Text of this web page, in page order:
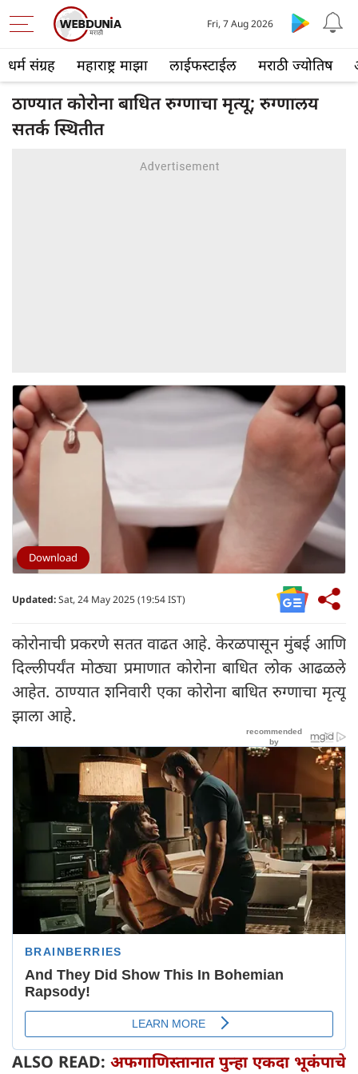
धर्म संग्रह महाराष्ट्र माझा लाईफस्टाईल मराठी ज्योतिष
Fri, 7 Aug 2026
ठाण्यात कोरोना बाधित रुग्णाचा मृत्यू; रुग्णालय
सतर्क स्थितीत
Download
Updated:Sat, 24 May 2025 (19:54 IST)
कोरोनाची प्रकरणे सतत वाढत आहे. केरळपासून मुंबई आणि
दिल्लीपर्यंत मोठ्या प्रमाणात कोरोना बाधित लोक आढळले
आहेत. ठाण्यात शनिवारी एका कोरोना बाधित रुग्णाचा मृत्यू
झाला आहे.
ALSO READ: अफगाणिस्तानात पुन्हा एकदा भूकंपाचे